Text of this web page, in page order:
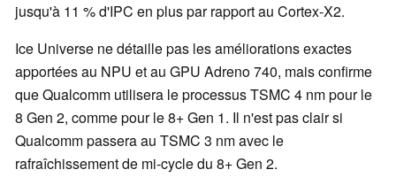
jusqu'à 11 % d'IPC en plus par rapport au Cortex-X2.
Ice Universe ne détaille pas les améliorations exactes
apportées au NPU et au GPU Adreno 740, mais confirme
que Qualcomm utilisera le processus TSMC 4 nm pour le
8 Gen 2, comme pour le 8+ Gen 1. Il n'est pas clair si
Qualcomm passera au TSMC 3 nm avec le
rafraîchissement de mi-cycle du 8+ Gen 2.